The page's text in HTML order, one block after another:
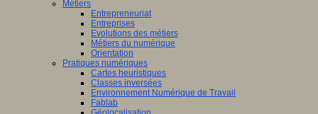
Métiers
Entrepreneuriat
Entreprises
Evolutions des métiers
Métiers du numérique
Orientation
Pratiques numériques
Cartes heuristiques
Classes inversées
Environnement Numérique de Travail
Fablab